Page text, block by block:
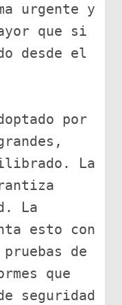
urgente y
que si
desde el
por
La
La
esto con
de
que
seguridad